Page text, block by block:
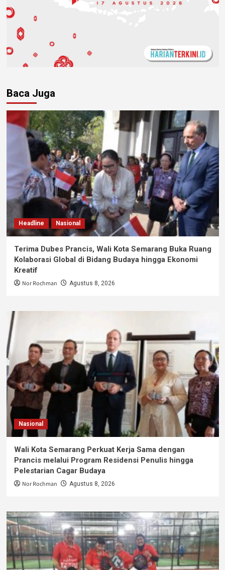
Baca Juga
Headline Nasional
Terima Dubes Prancis, Wali Kota Semarang Buka Ruang
Kolaborasi Global di Bidang Budaya hingga Ekonomi
Kreatif
Nor Rochman Agustus 8, 2026
Nasional
Wali Kota Semarang Perkuat Kerja Sama dengan
Prancis melalui Program Residensi Penulis hingga
Pelestarian Cagar Budaya
Nor Rochman Agustus 8, 2026